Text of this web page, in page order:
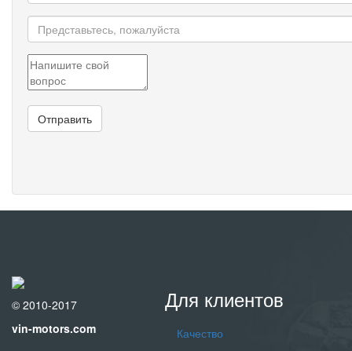
© 2010-2017
vin-motors.com
Для клиентов
Качество